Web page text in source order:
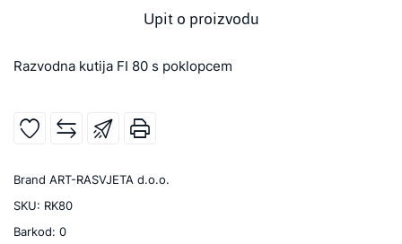
Upit o proizvodu
Razvodna kutija FI 80 s poklopcem
Brand ART-RASVJETA d.o.o.
SKU: RK80
Barkod: 0